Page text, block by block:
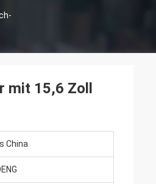
15,6 Zoll
China